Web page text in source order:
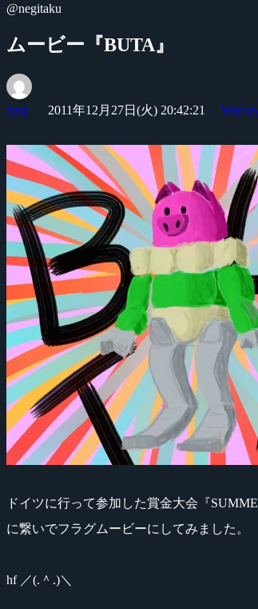
@negitaku
ムービー『BUTA』
nasa 2011年12月27日(火) 20:42:21
ドイツに行って参加した賞金大会『
に繋いでフラグムービーにしてみました。
hf ／(.＾.)＼